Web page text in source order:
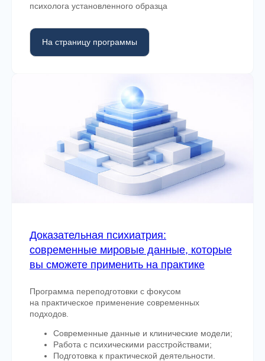
психолога установленного образца
На страницу программы
Доказательная психиатрия:
современные мировые данные, которые
вы сможете применить на практике
Программа переподготовки с фокусом
на практическое применение современных
подходов.
Современные данные и клинические модели;
Работа с психическими расстройствами;
Подготовка к практической деятельности.
Каждая программа состоит
из последовательных модулей,
формирующих клиническое мышление
Модули с логикой построения
Лекции, семинары и практические занятия
Онлайн и очные форматы
профессионального роста — от базовых
принципов к специализации.